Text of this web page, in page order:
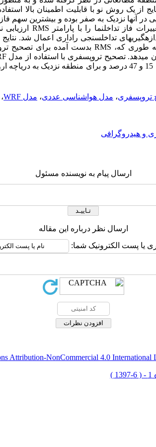
از یک روش نو با قابلیت اطمینان بالا
در آن­ها نزدیک به صفر بوده و بیشترین
فاز تداخل­نما را با پارامتر RMS
تداخل­سنجی راداری اعمال شد.
طوری که، RMS بدست آمده برای تصحیح
می­دهد. تصحیح تروپسفری با استفاده از مدل
تروپسفری، مدل هواشناسی عددی، مدل WRF ،
و هیدروگرافی
ارسال پیام به نویسنده مسئول
ارسال نظر درباره این مقاله
یا پست الکترونیک شما:
Attribution-NonCommercial 4.0 International